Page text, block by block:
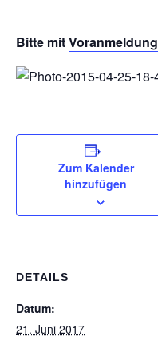
Bitte mitVoranmeldung
Zum Kalender
hinzufügen
DETAILS
Datum:
21. Juni 2017